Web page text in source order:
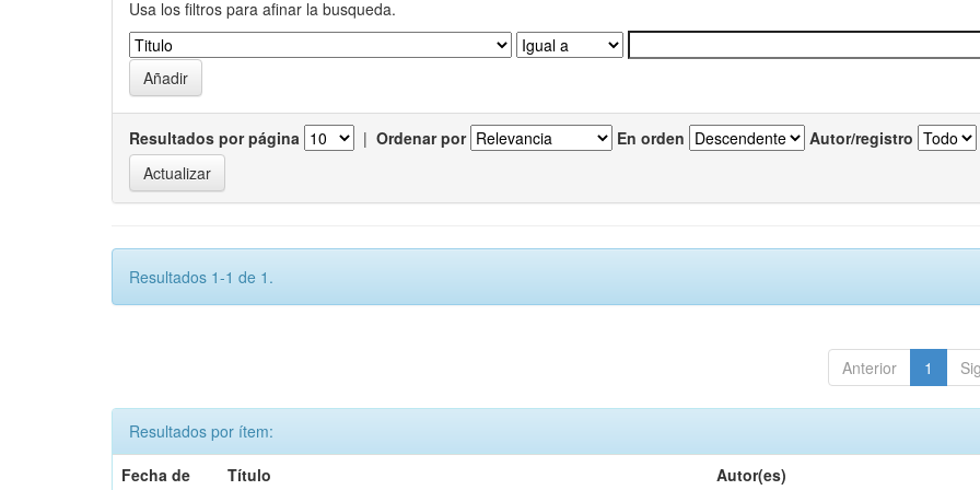
Usa los filtros para afinar la busqueda.
Resultados por página | Ordenar por En orden Autor/registro
Resultados 1-1 de 1.
Anterior 1
Resultados por ítem:
Fecha de
Título Autor(es)